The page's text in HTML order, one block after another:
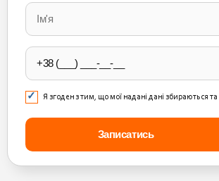
leave
this
field
empty.
Я згоден з тим, що мої надані дані збираються та